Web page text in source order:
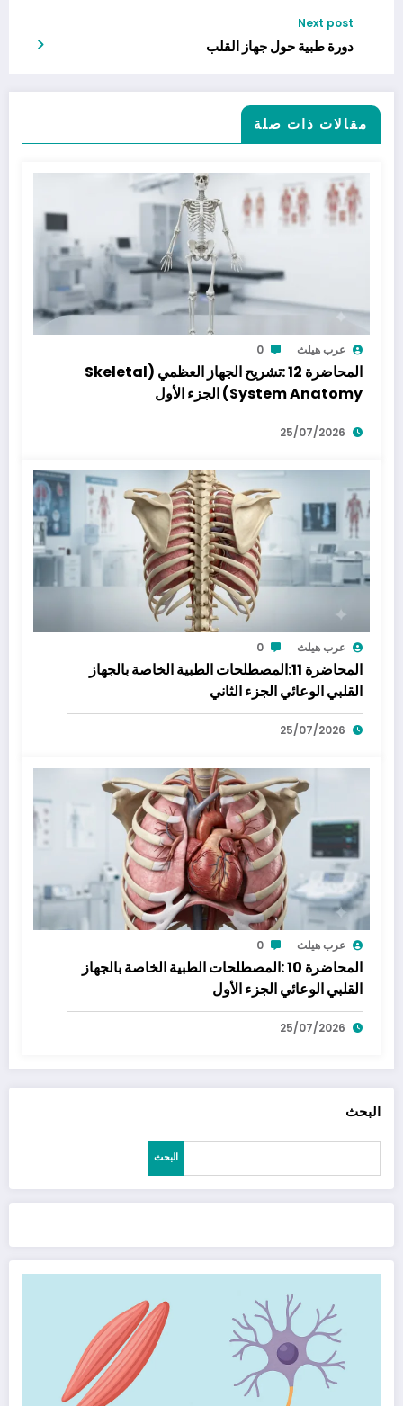
Next post
دورة طبية حول جهاز القلب
مقالات ذات صلة
عرب هيلث 0
المحاضرة 12 :تشريح الجهاز العظمي (Skeletal
System Anatomy) الجزء الأول
25/07/2026
عرب هيلث 0
المحاضرة 11:المصطلحات الطبية الخاصة بالجهاز
القلبي الوعائي الجزء الثاني
25/07/2026
عرب هيلث 0
المحاضرة 10 :المصطلحات الطبية الخاصة بالجهاز
القلبي الوعائي الجزء الأول
25/07/2026
البحث
البحث